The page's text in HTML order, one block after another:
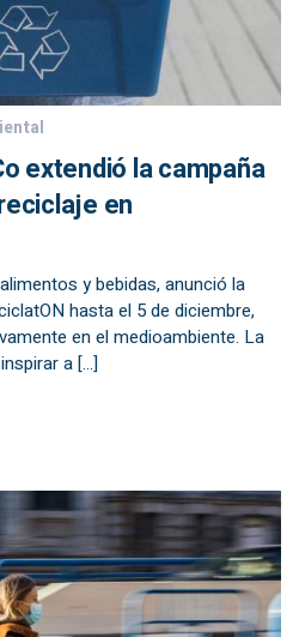
extendió la campaña
en
y bebidas, anunció la
hasta el 5 de diciembre,
en el medioambiente. La
a […]